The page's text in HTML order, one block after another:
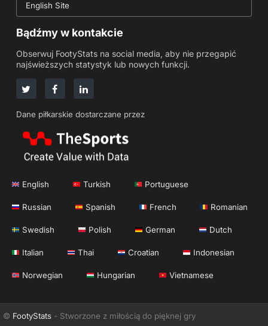
English Site
Bądźmy w kontakcie
Obserwuj FootyStats na social media, aby nie przegapić
najświeższych statystyk lub nowych funkcji.
Dane piłkarskie dostarczane przez
English Turkish Portuguese
Russian Spanish French Romanian
Swedish Polish German Dutch
Italian Thai Croatian Indonesian
Norwegian Hungarian Vietnamese
© FootyStats - Stworzone z miłością do pięknej gry